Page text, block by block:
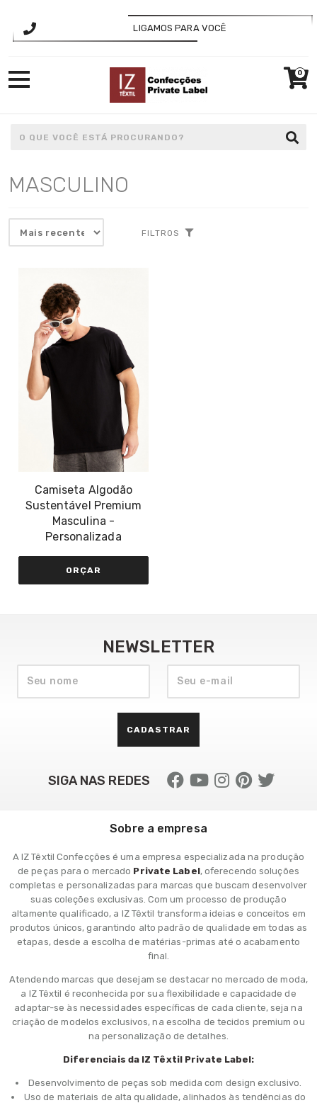
LIGAMOS PARA VOCÊ
0
MASCULINO
FILTROS
Camiseta Algodão
Sustentável Premium
Masculina -
Personalizada
ORÇAR
NEWSLETTER
CADASTRAR
SIGA NAS REDES
Sobre a empresa
A IZ Têxtil Confecções é uma empresa especializada na produção
de peças para o mercado Private Label, oferecendo soluções
completas e personalizadas para marcas que buscam desenvolver
suas coleções exclusivas. Com um processo de produção
altamente qualificado, a IZ Têxtil transforma ideias e conceitos em
produtos únicos, garantindo alto padrão de qualidade em todas as
etapas, desde a escolha de matérias-primas até o acabamento
final.
Atendendo marcas que desejam se destacar no mercado de moda,
a IZ Têxtil é reconhecida por sua flexibilidade e capacidade de
adaptar-se às necessidades específicas de cada cliente, seja na
criação de modelos exclusivos, na escolha de tecidos premium ou
na personalização de detalhes.
Diferenciais da IZ Têxtil Private Label:
Desenvolvimento de peças sob medida com design exclusivo.
Uso de materiais de alta qualidade, alinhados às tendências do